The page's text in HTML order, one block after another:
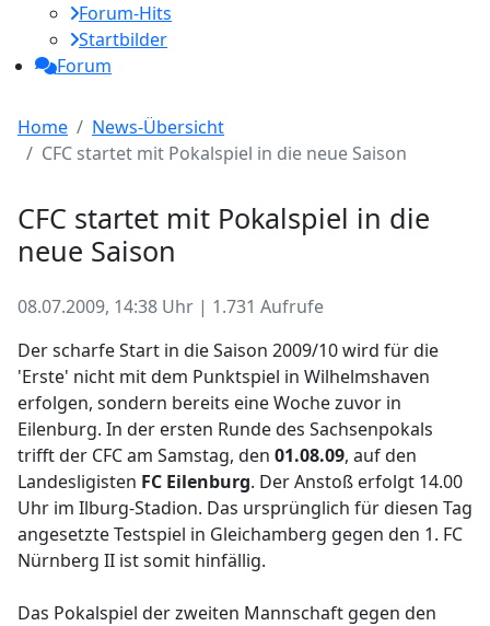
Forum-Hits
Startbilder
Forum
Home
News-Übersicht
CFC startet mit Pokalspiel in die neue Saison
CFC startet mit Pokalspiel in die
neue Saison
08.07.2009, 14:38 Uhr | 1.731 Aufrufe
Der scharfe Start in die Saison 2009/10 wird für die
'Erste' nicht mit dem Punktspiel in Wilhelmshaven
erfolgen, sondern bereits eine Woche zuvor in
Eilenburg. In der ersten Runde des Sachsenpokals
trifft der CFC am Samstag, den 01.08.09, auf den
Landesligisten FC Eilenburg. Der Anstoß erfolgt 14.00
Uhr im Ilburg-Stadion. Das ursprünglich für diesen Tag
angesetzte Testspiel in Gleichamberg gegen den 1. FC
Nürnberg II ist somit hinfällig.
Das Pokalspiel der zweiten Mannschaft gegen den